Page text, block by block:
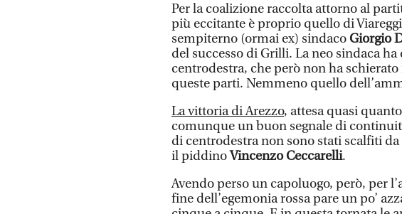
Per la coalizione raccolta attorno al
più eccitante è proprio quello di
sempiterno (ormai ex) sindacoGiorgio
del successo di Grilli. La neo sindaca ha
centrodestra, che però non ha
queste parti. Nemmeno quello
La vittoria di Arezzo, attesa quasi
comunque un buon segnale di
di centrodestra non sono stati scalfiti
il piddinoVincenzo Ceccarelli.
Avendo perso un capoluogo, però, per
fine dell’egemonia rossa pare un po’